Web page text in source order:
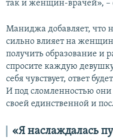
так и женщин-врачей», –
Маниджа добавляет, что
сильно влияет на
получить образование и
спросите каждую
себя чувствует, ответ
И под сломленностью
своей единственной и
«Я наслаждалась